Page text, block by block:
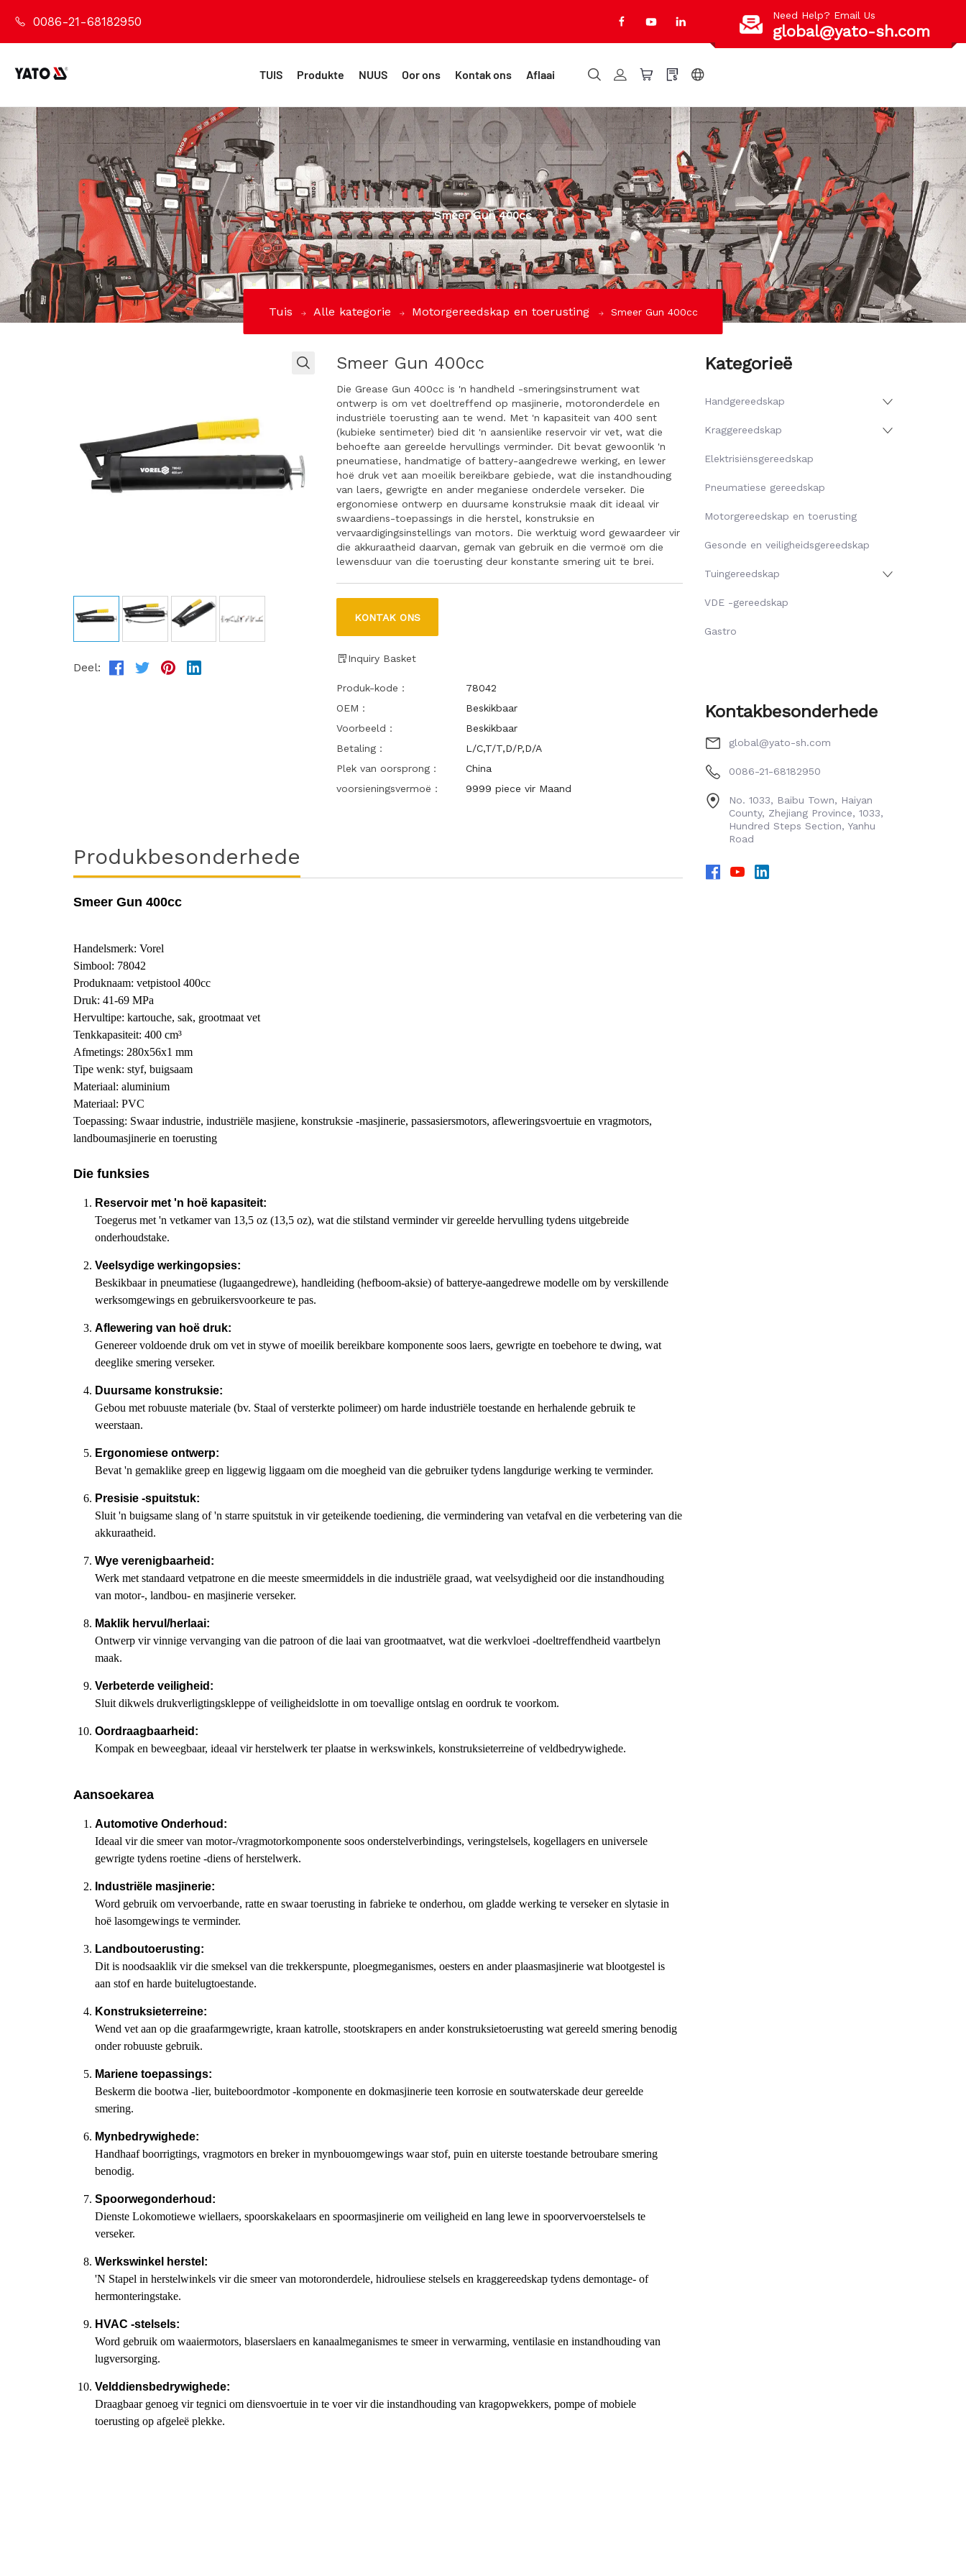
0086-21-68182950 Need Help? Email Us
global@yato-sh.com
TUIS Produkte NUUS Oor ons Kontak ons Aflaai
Smeer Gun 400cc
Tuis Alle kategorie Motorgereedskap en toerusting Smeer Gun 400cc
Deel:
Smeer Gun 400cc
Die Grease Gun 400cc is 'n handheld -smeringsinstrument wat
ontwerp is om vet doeltreffend op masjinerie, motoronderdele en
industriële toerusting aan te wend. Met 'n kapasiteit van 400 sent
(kubieke sentimeter) bied dit 'n aansienlike reservoir vir vet, wat die
behoefte aan gereelde hervullings verminder. Dit bevat gewoonlik 'n
pneumatiese, handmatige of battery-aangedrewe werking, en lewer
hoë druk vet aan moeilik bereikbare gebiede, wat die instandhouding
van laers, gewrigte en ander meganiese onderdele verseker. Die
ergonomiese ontwerp en duursame konstruksie maak dit ideaal vir
swaardiens-toepassings in die herstel, konstruksie en
vervaardigingsinstellings van motors. Die werktuig word gewaardeer vir
die akkuraatheid daarvan, gemak van gebruik en die vermoë om die
lewensduur van die toerusting deur konstante smering uit te brei.
KONTAK ONS
Inquiry Basket
Produk-kode：
78042
OEM：
Beskikbaar
Voorbeeld：
Beskikbaar
Betaling：
L/C,T/T,D/P,D/A
Plek van oorsprong：
China
voorsieningsvermoë：
9999 piece vir Maand
Produkbesonderhede
Smeer Gun 400cc
Handelsmerk: Vorel
Simbool: 78042
Produknaam: vetpistool 400cc
Druk: 41-69 MPa
Hervultipe: kartouche, sak, grootmaat vet
Tenkkapasiteit: 400 cm³
Afmetings: 280x56x1 mm
Tipe wenk: styf, buigsaam
Materiaal: aluminium
Materiaal: PVC
Toepassing: Swaar industrie, industriële masjiene, konstruksie -masjinerie, passasiersmotors, afleweringsvoertuie en vragmotors,
landboumasjinerie en toerusting
Die funksies
Reservoir met 'n hoë kapasiteit:
Toegerus met 'n vetkamer van 13,5 oz (13,5 oz), wat die stilstand verminder vir gereelde hervulling tydens uitgebreide
onderhoudstake.
Veelsydige werkingopsies:
Beskikbaar in pneumatiese (lugaangedrewe), handleiding (hefboom-aksie) of batterye-aangedrewe modelle om by verskillende
werksomgewings en gebruikersvoorkeure te pas.
Aflewering van hoë druk:
Genereer voldoende druk om vet in stywe of moeilik bereikbare komponente soos laers, gewrigte en toebehore te dwing, wat
deeglike smering verseker.
Duursame konstruksie:
Gebou met robuuste materiale (bv. Staal of versterkte polimeer) om harde industriële toestande en herhalende gebruik te
weerstaan.
Ergonomiese ontwerp:
Bevat 'n gemaklike greep en liggewig liggaam om die moegheid van die gebruiker tydens langdurige werking te verminder.
Presisie -spuitstuk:
Sluit 'n buigsame slang of 'n starre spuitstuk in vir geteikende toediening, die vermindering van vetafval en die verbetering van die
akkuraatheid.
Wye verenigbaarheid:
Werk met standaard vetpatrone en die meeste smeermiddels in die industriële graad, wat veelsydigheid oor die instandhouding
van motor-, landbou- en masjinerie verseker.
Maklik hervul/herlaai:
Ontwerp vir vinnige vervanging van die patroon of die laai van grootmaatvet, wat die werkvloei -doeltreffendheid vaartbelyn
maak.
Verbeterde veiligheid:
Sluit dikwels drukverligtingskleppe of veiligheidslotte in om toevallige ontslag en oordruk te voorkom.
Oordraagbaarheid:
Kompak en beweegbaar, ideaal vir herstelwerk ter plaatse in werkswinkels, konstruksieterreine of veldbedrywighede.
Aansoekarea
Automotive Onderhoud:
Ideaal vir die smeer van motor-/vragmotorkomponente soos onderstelverbindings, veringstelsels, kogellagers en universele
gewrigte tydens roetine -diens of herstelwerk.
Industriële masjinerie:
Word gebruik om vervoerbande, ratte en swaar toerusting in fabrieke te onderhou, om gladde werking te verseker en slytasie in
hoë lasomgewings te verminder.
Landboutoerusting:
Dit is noodsaaklik vir die smeksel van die trekkerspunte, ploegmeganismes, oesters en ander plaasmasjinerie wat blootgestel is
aan stof en harde buitelugtoestande.
Konstruksieterreine:
Wend vet aan op die graafarmgewrigte, kraan katrolle, stootskrapers en ander konstruksietoerusting wat gereeld smering benodig
onder robuuste gebruik.
Mariene toepassings:
Beskerm die bootwa -lier, buiteboordmotor -komponente en dokmasjinerie teen korrosie en soutwaterskade deur gereelde
smering.
Mynbedrywighede:
Handhaaf boorrigtings, vragmotors en breker in mynbouomgewings waar stof, puin en uiterste toestande betroubare smering
benodig.
Spoorwegonderhoud:
Dienste Lokomotiewe wiellaers, spoorskakelaars en spoormasjinerie om veiligheid en lang lewe in spoorvervoerstelsels te
verseker.
Werkswinkel herstel:
'N Stapel in herstelwinkels vir die smeer van motoronderdele, hidrouliese stelsels en kraggereedskap tydens demontage- of
hermonteringstake.
HVAC -stelsels:
Word gebruik om waaiermotors, blaserslaers en kanaalmeganismes te smeer in verwarming, ventilasie en instandhouding van
lugversorging.
Velddiensbedrywighede:
Draagbaar genoeg vir tegnici om diensvoertuie in te voer vir die instandhouding van kragopwekkers, pompe of mobiele
toerusting op afgeleë plekke.
Kategorieë
Handgereedskap
Kraggereedskap
Elektrisiënsgereedskap
Pneumatiese gereedskap
Motorgereedskap en toerusting
Gesonde en veiligheidsgereedskap
Tuingereedskap
VDE -gereedskap
Gastro
Kontakbesonderhede
global@yato-sh.com
0086-21-68182950
No. 1033, Baibu Town, Haiyan
County, Zhejiang Province, 1033,
Hundred Steps Section, Yanhu
Road